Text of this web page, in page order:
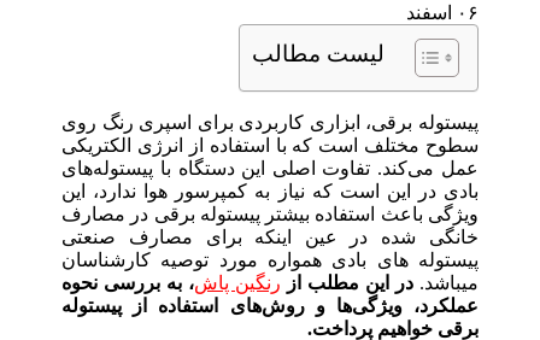
۰۶ اسفند
لیست مطالب
پیستوله برقی، ابزاری کاربردی برای اسپری رنگ روی
سطوح مختلف است که با استفاده از انرژی الکتریکی
عمل می‌کند. تفاوت اصلی این دستگاه با پیستوله‌های
بادی در این است که نیاز به کمپرسور هوا ندارد، این
ویژگی باعث استفاده بیشتر پیستوله برقی در مصارف
خانگی شده در عین اینکه برای مصارف صنعتی
پیستوله های بادی همواره مورد توصیه کارشناسان
میباشد.در این مطلب از رنگین پاش، به بررسی نحوه
عملکرد، ویژگی‌ها و روش‌های استفاده از پیستوله
برقی خواهیم پرداخت.